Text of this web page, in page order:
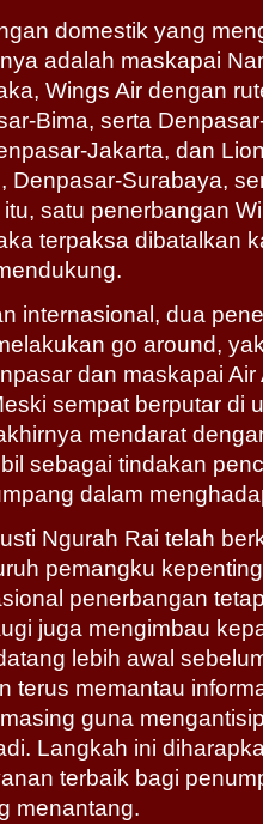
domestik yang
adalah maskapai
Wings Air dengan
Bima, serta
Jakarta, dan
Denpasar-Surabaya,
satu penerbangan
terpaksa dibatalkan
internasional, dua
go around,
dan maskapai Air
sempat berputar di
mendarat
sebagai tindakan
dalam
Ngurah Rai telah
pemangku
penerbangan
juga mengimbau
lebih awal
terus memantau
guna
Langkah ini
terbaik bagi
menantang.